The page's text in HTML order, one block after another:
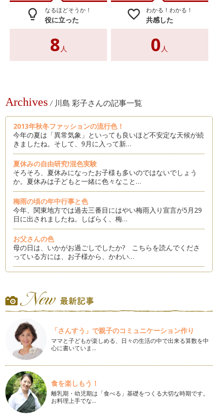
lightbulb_outline なるほどそうか！
役に立った
8 人
favorite_border わかる！わかる！
共感した
0 人
Archives / 川島 彩子さんの記事一覧
2013年秋冬ファッションの流行色！
今年の夏は「異常気象」といっても良いほど不安定な天候が続
きましたね。そして、9月に入って新…
夏休みの自由研究!混色実験
そろそろ、夏休みになったお子様も多いのではないでしょう
か。夏休みは子どもと一緒に色々なこと…
梅雨の頃の年中行事と色
今年、関東地方では過去三番目にはやい梅雨入り宣言が5月29
日に出されましたね。しばらく、梅…
お父さんの色
母の日は、いかがお過ごしでしたか? こちらを読んでくださ
っている方には、お子様から、かわい…
でしょうか。お子様のご入園、ご入学…
WBC(ワールド・ベースボール・クラシック)ロゴの色
日本時間で3月20日まで開催されているWBC。皆さまの中で
も、ご覧になられている方がいらっ…
2013年春夏トレンド情報
節分も過ぎて、暦の上では「春」！ 冬の重たい色から、春の
軽やかなきれいな色をファッションに…
始まりの色
2013年が始まり2週間が過ぎました。本年も、皆さまとご家族
さまが彩り豊かに笑顔で過ごせる…
「さんすう」で親子のコミュニケーション作り
ママと子どもが楽しめる、日々の生活の中で出来る算数を中
心に書いていま…
食を楽しもう！
離乳期・幼児期は「食べる」基礎をつくる大切な時期です。
お料理上手でな…